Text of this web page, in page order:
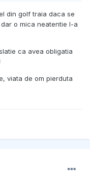
din golf traia daca se
o mica neatentie l-a
ca avea obligatia
viata de om pierduta